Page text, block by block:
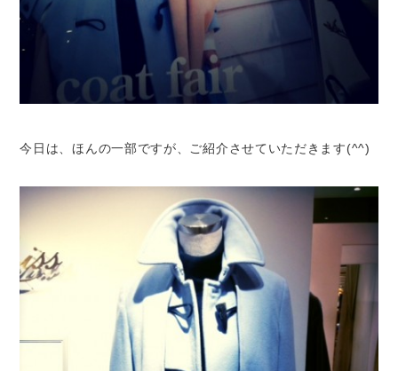
今日は、ほんの一部ですが、ご紹介させていただきます(^^)